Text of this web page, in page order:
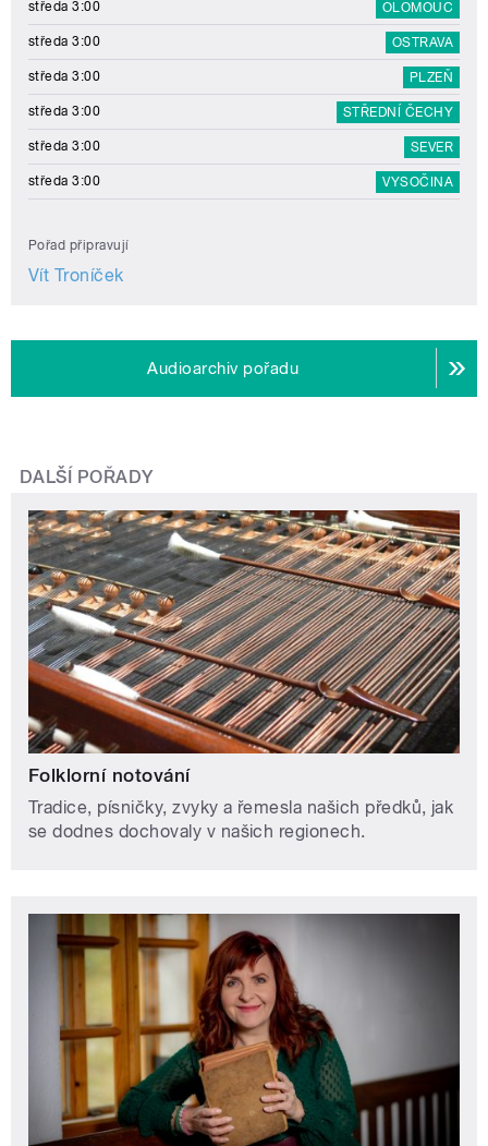
středa 3:00 OLOMOUC
středa 3:00 OSTRAVA
středa 3:00 PLZEŇ
středa 3:00 STŘEDNÍ ČECHY
středa 3:00 SEVER
středa 3:00 VYSOČINA
Pořad připravují
Vít Troníček
Audioarchiv pořadu
DALŠÍ POŘADY
Folklorní notování
Tradice, písničky, zvyky a řemesla našich předků, jak
se dodnes dochovaly v našich regionech.